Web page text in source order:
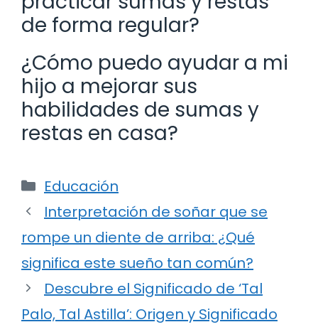
de forma regular?
¿Cómo puedo ayudar a mi
hijo a mejorar sus
habilidades de sumas y
restas en casa?
Categorías
Educación
Interpretación de soñar que se
rompe un diente de arriba: ¿Qué
significa este sueño tan común?
Descubre el Significado de ‘Tal
Palo, Tal Astilla’: Origen y Significado